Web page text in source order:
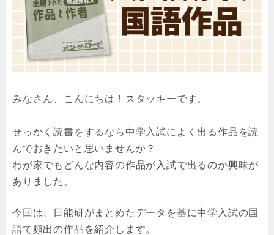
みなさん、こんにちは！スタッキーです。
せっかく読書をするなら中学入試によく出る作品を読
んでおきたいと思いませんか？
わが家でもどんな内容の作品が入試で出るのか興味が
ありました。
今回は、日能研がまとめたデータを基に中学入試の国
語で頻出の作品を紹介します。